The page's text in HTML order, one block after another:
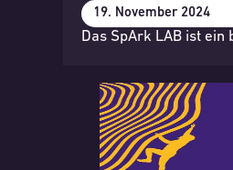
19. November 2024
Das SpArk LAB ist